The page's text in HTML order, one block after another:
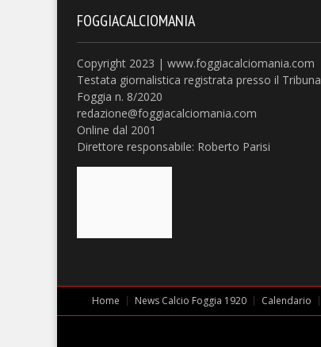
FOGGIACALCIOMANIA
Copyright 2023 | www.foggiacalciomania.com
Testata giornalistica registrata presso il
Foggia n. 8/2020
redazione@foggiacalciomania.com
Online dal 2001
Direttore responsabile: Roberto Parisi
Home News Calcio Foggia 1920 Calendario